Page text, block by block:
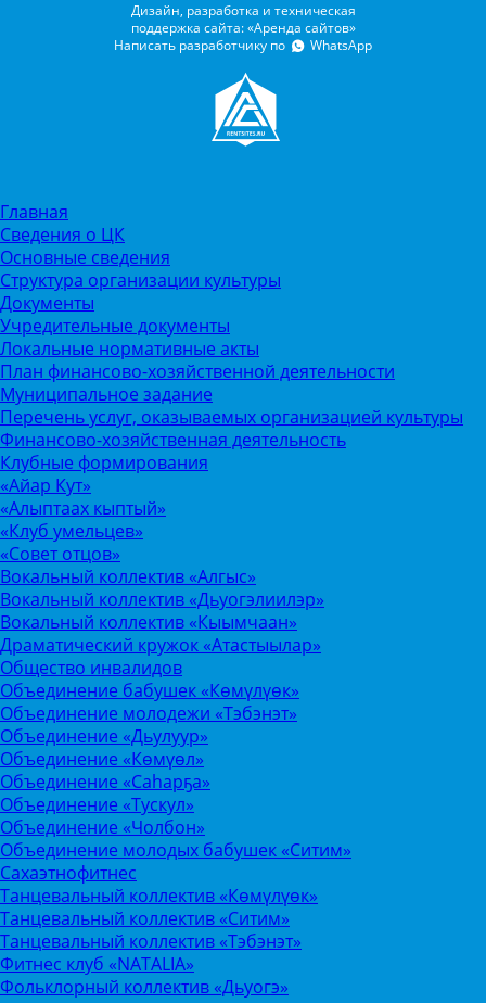
Дизайн, разработка и техническая
поддержка сайта: «Аренда сайтов»
Написать разработчику по
WhatsApp
Главная
Сведения о ЦК
Основные сведения
Структура организации культуры
Документы
Учредительные документы
Локальные нормативные акты
План финансово-хозяйственной деятельности
Муниципальное задание
Перечень услуг, оказываемых организацией культуры
Финансово-хозяйственная деятельность
Клубные формирования
«Айар Кут»
«Алыптаах кыптый»
«Клуб умельцев»
«Совет отцов»
Вокальный коллектив «Алгыс»
Вокальный коллектив «Дьуогэлиилэр»
Вокальный коллектив «Кыымчаан»
Драматический кружок «Атастыылар»
Общество инвалидов
Объединение бабушек «Көмүлүөк»
Объединение молодежи «Тэбэнэт»
Объединение «Дьулуур»
Объединение «Көмүөл»
Объединение «Саhарҕа»
Объединение «Тускул»
Объединение «Чолбон»
Объединение молодых бабушек «Ситим»
Сахаэтнофитнес
Танцевальный коллектив «Көмүлүөк»
Танцевальный коллектив «Ситим»
Танцевальный коллектив «Тэбэнэт»
Фитнес клуб «NATALIA»
Фольклорный коллектив «Дьуогэ»